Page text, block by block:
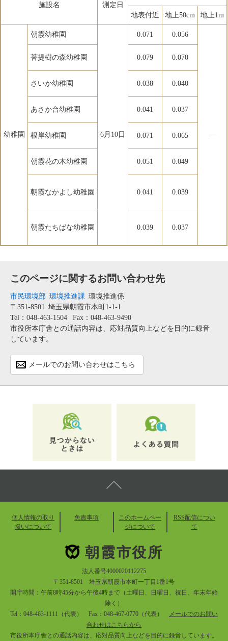
施設名 測定日
地表付近 地上50cm 地上1m
幼稚園
朝霞幼稚園
6月10日
0.071 0.056
―
菩提樹の森幼稚園 0.079 0.070
さいか幼稚園 0.038 0.040
あさか台幼稚園 0.041 0.037
根岸幼稚園 0.071 0.065
朝霞花の木幼稚園 0.051 0.049
朝霞なかよし幼稚園 0.041 0.039
朝霞たちばな幼稚園 0.039 0.037
このページに関するお問い合わせ先
市民環境部 環境推進課 環境推進係
〒351-8501
埼玉県朝霞市本町1-1-1
Tel：048-463-1504
Fax：048-463-9490
市役所本庁舎との通話内容は、応対品質向上などを目的に録音
しています。
メールでのお問い合わせはこちら
個人情報の取り
扱いについて
免責事項
このホームペー
ジについて
RSS配信につい
て
朝霞市役所
法人番号4000020112275
〒351-8501 埼玉県朝霞市本町一丁目1番1号
開庁時間：午前8時45分から午後4時まで（土曜日、日曜日、祝日、年末年始
除く）
Tel：048-463-1111（代表） Fax：048-467-0770（代表）
メールでのお問い
合わせはこちらから
市役所本庁舎との通話内容は、応対品質向上などを目的に録音しています。